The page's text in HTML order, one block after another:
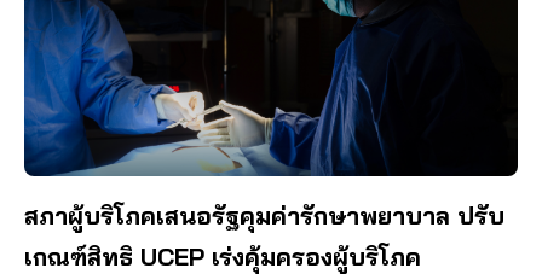
สภาผู้บริโภคเสนอรัฐคุมค่ารักษาพยาบาล ปรับ
เกณฑ์สิทธิ UCEP เร่งคุ้มครองผู้บริโภค